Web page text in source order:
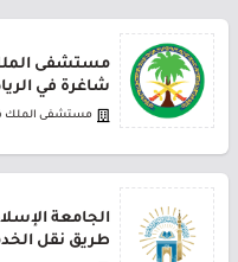
مستشفى
شاغرة في
مستشفى الملك
الجامعة
طريق نقل